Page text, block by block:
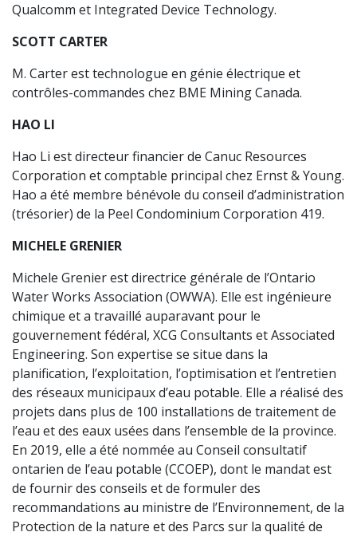
Qualcomm et Integrated Device Technology.
SCOTT CARTER
M. Carter est technologue en génie électrique et
contrôles-commandes chez BME Mining Canada.
HAO LI
Hao Li est directeur financier de Canuc Resources
Corporation et comptable principal chez Ernst & Young.
Hao a été membre bénévole du conseil d’administration
(trésorier) de la Peel Condominium Corporation 419.
MICHELE GRENIER
Michele Grenier est directrice générale de l’Ontario
Water Works Association (OWWA). Elle est ingénieure
chimique et a travaillé auparavant pour le
gouvernement fédéral, XCG Consultants et Associated
Engineering. Son expertise se situe dans la
planification, l’exploitation, l’optimisation et l’entretien
des réseaux municipaux d’eau potable. Elle a réalisé des
projets dans plus de 100 installations de traitement de
l’eau et des eaux usées dans l’ensemble de la province.
En 2019, elle a été nommée au Conseil consultatif
ontarien de l’eau potable (CCOEP), dont le mandat est
de fournir des conseils et de formuler des
recommandations au ministre de l’Environnement, de la
Protection de la nature et des Parcs sur la qualité de